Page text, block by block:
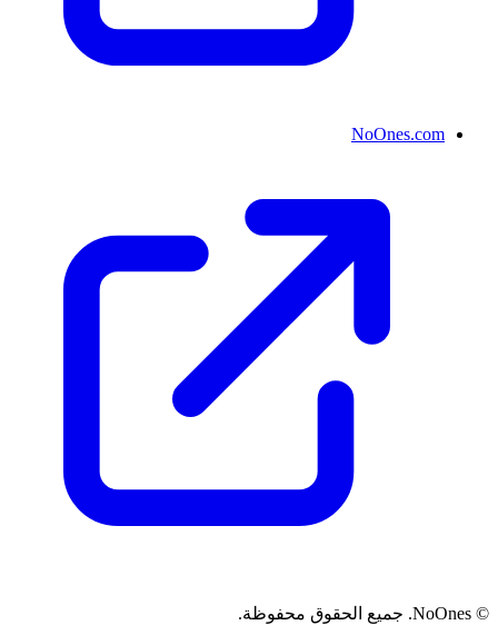
NoOnes.com
© NoOnes. جميع الحقوق محفوظة.